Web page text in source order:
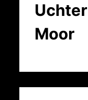
Uchter
Moor